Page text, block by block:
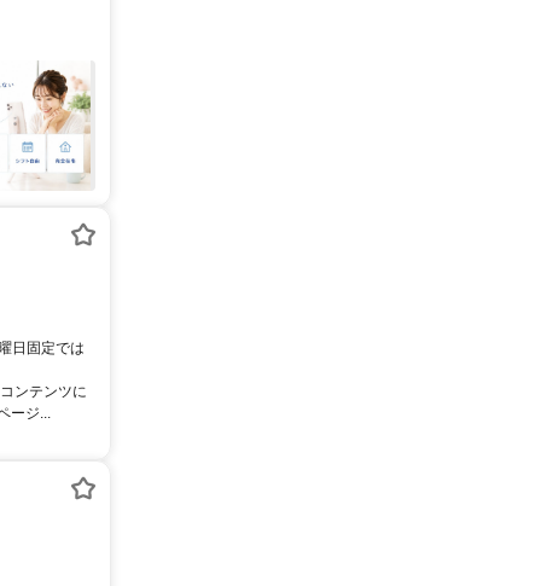
日固定では
ンテンツに
ージ...